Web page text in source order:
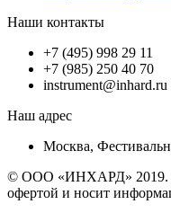
Наши контакты
+7 (495) 998 29 11
+7 (985) 250 40 70
instrument@inhard.ru
Наш адрес
Москва,
© ООО «ИНХАРД» 2019.
офертой и носит